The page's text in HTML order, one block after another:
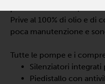
prestazioni elevate, ma
Prive al 100% di olio e di
poca manutenzione e
Tutte le pompe e i
Silenziatori integrati
Piedistallo con